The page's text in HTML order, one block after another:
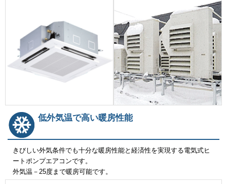
低外気温で高い暖房性能
きびしい外気条件でも十分な暖房性能と経済性を実現する電気式ヒ
ートポンプエアコンです。
外気温－25度まで暖房可能です。